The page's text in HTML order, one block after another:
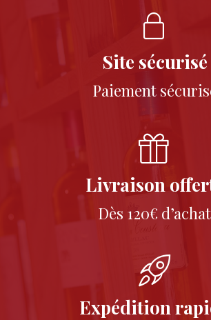
Site sécurisé
Paiement
Livraison
Dès 120€ d’achat
Expédition